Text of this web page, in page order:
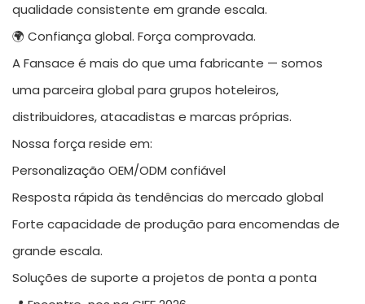
qualidade consistente em grande escala.
🌍 Confiança global. Força comprovada.
A Fansace é mais do que uma fabricante — somos
uma parceira global para grupos hoteleiros,
distribuidores, atacadistas e marcas próprias.
Nossa força reside em:
Personalização OEM/ODM confiável
Resposta rápida às tendências do mercado global
Forte capacidade de produção para encomendas de
grande escala.
Soluções de suporte a projetos de ponta a ponta